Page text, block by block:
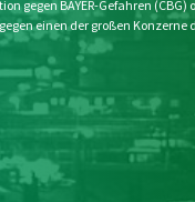
gegen BAYER-Gefahren (CBG)
einen der großen Konzerne